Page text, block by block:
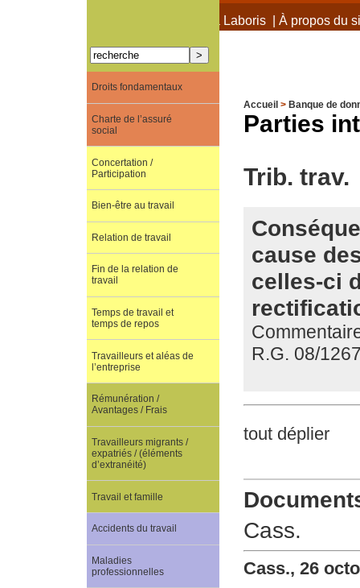
À propos de Terra Laboris| À propos du
Accueil > Banque de
Parties
Trib. trav.
cause
celles-ci
R.G. 08/
tout déplier
Cass.
Cass., 26
Droits fondamentaux
Charte de l’assuré
social
Concertation /
Participation
Bien-être au travail
Relation de travail
Fin de la relation de
travail
Temps de travail et
temps de repos
Travailleurs et aléas de
l’entreprise
Rémunération /
Avantages / Frais
Travailleurs migrants /
expatriés / (éléments
d’extranéité)
Travail et famille
Accidents du travail
Maladies
professionnelles